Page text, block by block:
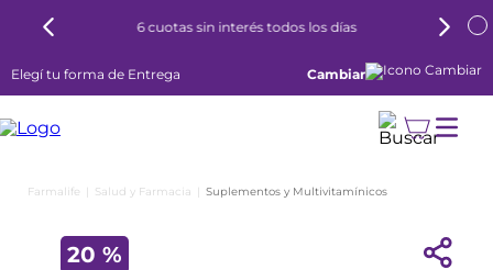
6 cuotas sin interés todos los días
Elegí tu forma de Entrega Cambiar
Salud y Farmacia Suplementos y Multivitamínicos
20 %